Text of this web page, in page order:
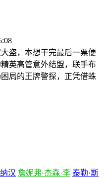
盗，本想干完最后一票便
英高管意外结盟，联手布
局的王牌警探，正凭借蛛
汉 詹妮弗·杰森·李 泰勒·斯